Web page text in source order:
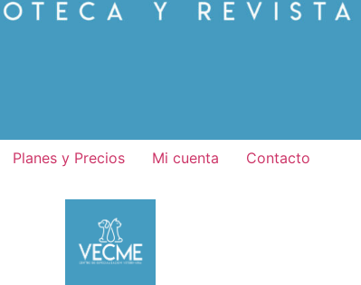
Planes y Precios Mi cuenta Contacto